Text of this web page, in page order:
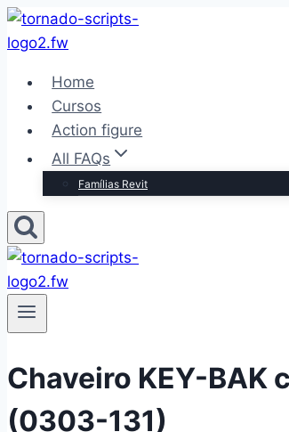
Pular
para
Conteúdo
Home
Cursos
Action figure
All FAQs
Famílias Revit
Chaveiro KEY-BAK
(0303-131)